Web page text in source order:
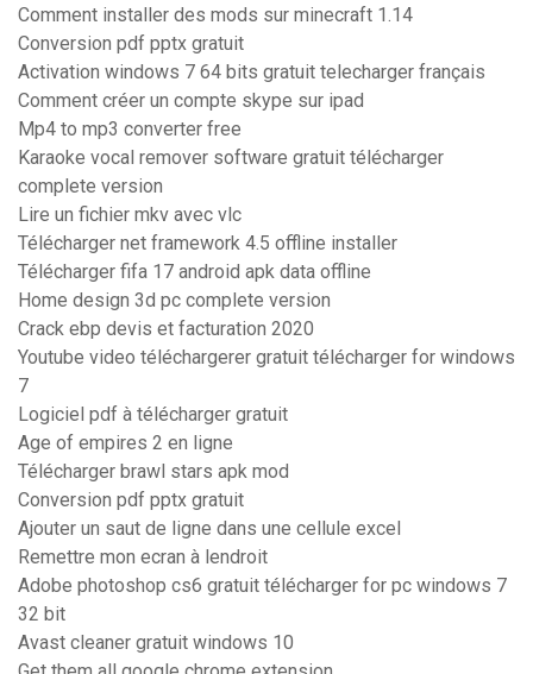
Comment installer des mods sur minecraft 1.14
Conversion pdf pptx gratuit
Activation windows 7 64 bits gratuit telecharger français
Comment créer un compte skype sur ipad
Mp4 to mp3 converter free
Karaoke vocal remover software gratuit télécharger
complete version
Lire un fichier mkv avec vlc
Télécharger net framework 4.5 offline installer
Télécharger fifa 17 android apk data offline
Home design 3d pc complete version
Crack ebp devis et facturation 2020
Youtube video téléchargerer gratuit télécharger for windows
7
Logiciel pdf à télécharger gratuit
Age of empires 2 en ligne
Télécharger brawl stars apk mod
Conversion pdf pptx gratuit
Ajouter un saut de ligne dans une cellule excel
Remettre mon ecran à lendroit
Adobe photoshop cs6 gratuit télécharger for pc windows 7
32 bit
Avast cleaner gratuit windows 10